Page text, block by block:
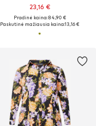
23,16 €
Pradinė kaina: 84,90 €
Paskutinė mažiausia kaina:13,16 €